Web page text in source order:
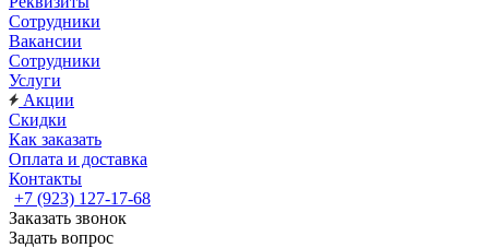
Сотрудники
Вакансии
Сотрудники
Услуги
Акции
Скидки
Как заказать
Оплата и доставка
Контакты
+7 (923) 127-17-68
Заказать звонок
Задать вопрос